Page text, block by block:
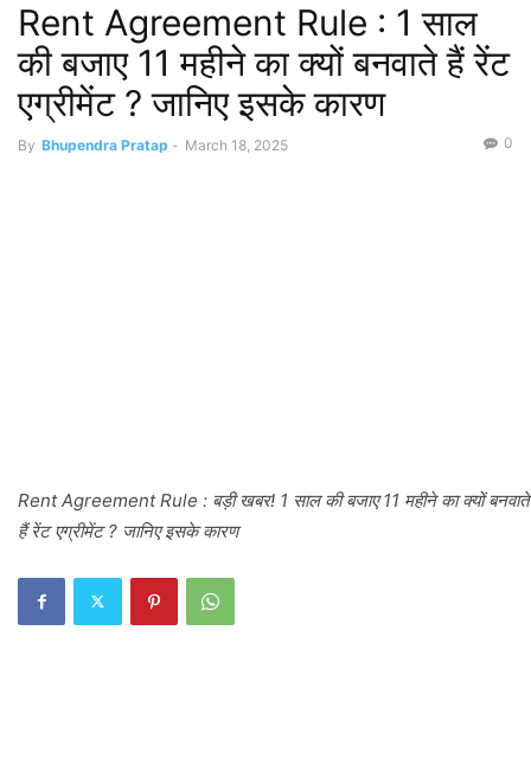
Rent Agreement Rule : 1 साल
की बजाए 11 महीने का क्यों बनवाते हैं रेंट
एग्रीमेंट ? जानिए इसके कारण
By Bhupendra Pratap - March 18, 2025 0
Rent Agreement Rule : बड़ी खबर! 1 साल की बजाए 11 महीने का क्यों बनवाते
हैं रेंट एग्रीमेंट ? जानिए इसके कारण